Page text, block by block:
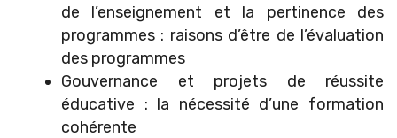
de l’enseignement et la pertinence des
programmes : raisons d’être de l’évaluation
des programmes
Gouvernance et projets de réussite
éducative : la nécessité d’une formation
cohérente